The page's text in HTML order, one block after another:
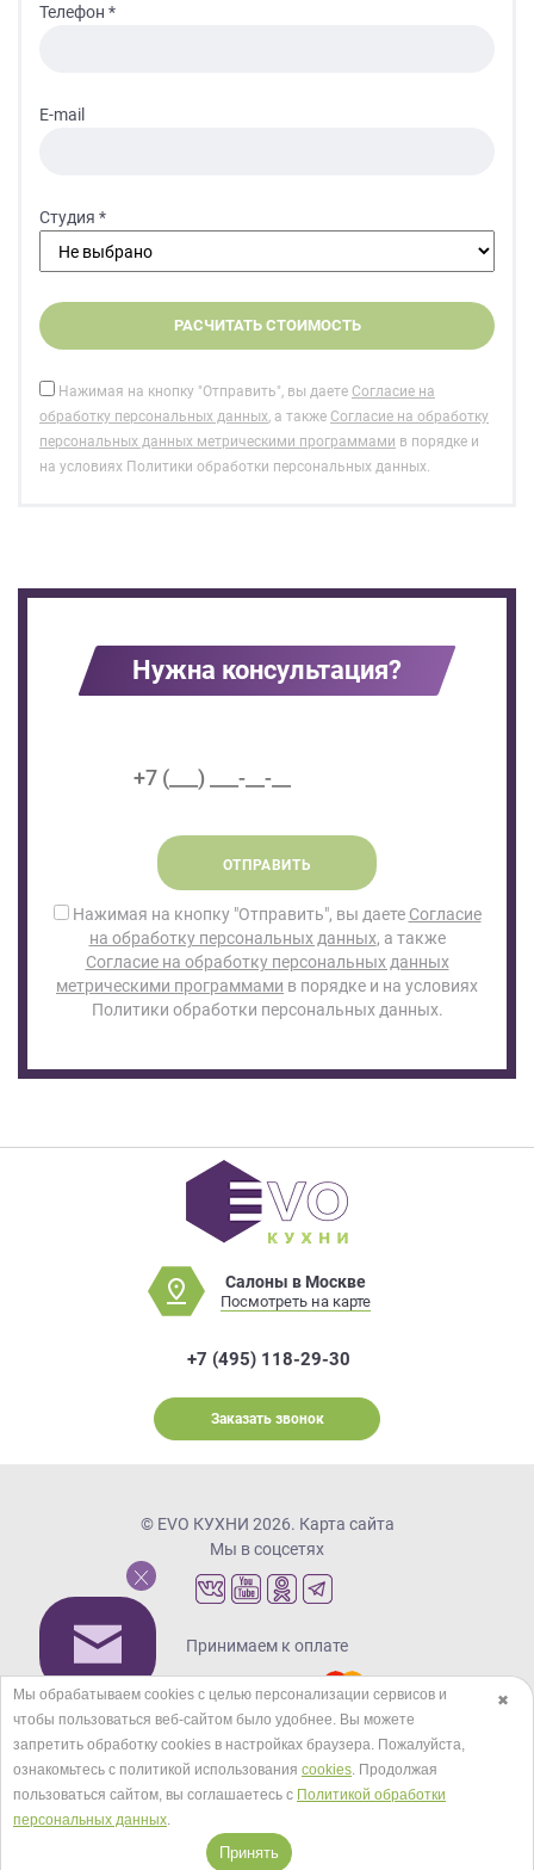
Телефон *
E-mail
Студия *
Нажимая на кнопку "Отправить", вы даете Согласие на
обработку персональных данных, а также Согласие на обработку
персональных данных метрическими программами в порядке и
на условиях Политики обработки персональных данных.
Нужна консультация?
ОТПРАВИТЬ
Нажимая на кнопку "Отправить", вы даете Согласие
на обработку персональных данных, а также
Согласие на обработку персональных данных
метрическими программами в порядке и на условиях
Политики обработки персональных данных.
Салоны в Москве
Посмотреть на карте
+7 (495) 118-29-30
Заказать звонок
© EVO КУХНИ 2026. Карта сайта
Мы в соцсетях
Принимаем к оплате
Кредиты и рассрочка
✖
Мы обрабатываем cookies с целью персонализации сервисов и
чтобы пользоваться веб-сайтом было удобнее. Вы можете
запретить обработку сookies в настройках браузера. Пожалуйста,
ознакомьтесь с политикой использования cookies. Продолжая
пользоваться сайтом, вы соглашаетесь с Политикой обработки
персональных данных.
Принять